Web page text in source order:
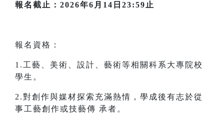
報名截止：2026年6月14日23:59止
報名資格：
1.工藝、美術、設計、藝術等相關科系大專院校
學生。
2.對創作與媒材探索充滿熱情，學成後有志於從
事工藝創作或技藝傳 承者。